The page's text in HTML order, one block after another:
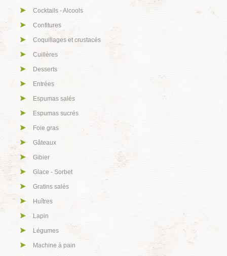
Cocktails - Alcools
Confitures
Coquillages et crustacés
Cuillères
Desserts
Entrées
Espumas salés
Espumas sucrés
Foie gras
Gâteaux
Gibier
Glace - Sorbet
Gratins salés
Huîtres
Lapin
Légumes
Machine à pain